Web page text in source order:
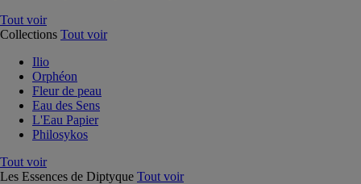
Tout voir
Collections Tout voir
Ilio
Orphéon
Fleur de peau
Eau des Sens
L'Eau Papier
Philosykos
Tout voir
Les Essences de Diptyque Tout voir